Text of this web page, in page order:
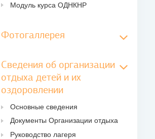
Модуль курса ОДНКНР
Фотогаллерея
Сведения об организации
отдыха детей и их
оздоровлении
Основные сведения
Документы Организации отдыха
Руководство лагеря